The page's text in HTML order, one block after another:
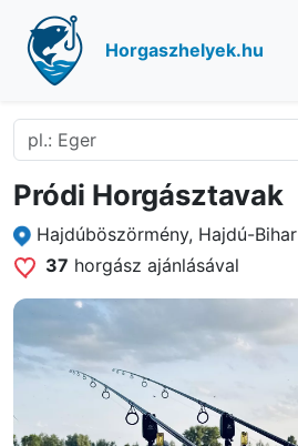
Horgaszhelyek.hu
Pródi Horgásztavak
Hajdúböszörmény, Hajdú-Bihar
37 horgász ajánlásával